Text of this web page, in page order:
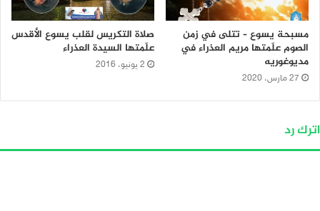
مسبحة يسوع – تتلى في زمن
الصوم علّمتها مريم العذراء في
مديوغوريه
27 مارس، 2020
صلاة التكريس لقلب يسوع الأقدس
علّمتها السيدة العذراء
2 يونيو، 2016
اترك رد